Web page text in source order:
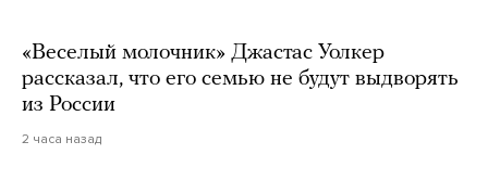
«Веселый молочник» Джастас Уолкер
рассказал, что его семью не будут выдворять
из России
2 часа назад